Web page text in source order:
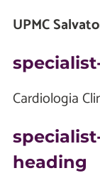
UPMC
Cardiologia
heading